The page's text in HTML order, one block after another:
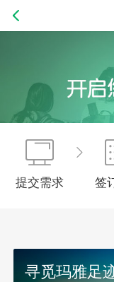
提交需求 签
寻觅玛雅足